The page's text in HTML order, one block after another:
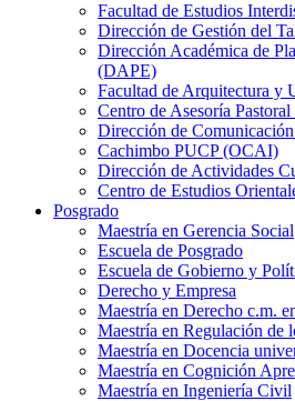
Facultad de Estudios
Dirección de Gestión del
Dirección Académica de
(DAPE)
Facultad de Arquitectura y
Centro de Asesoría
Dirección de
Cachimbo PUCP (OCAI)
Dirección de Actividades
Centro de Estudios
Posgrado
Maestría en Gerencia Social
Escuela de Posgrado
Escuela de Gobierno y
Derecho y Empresa
Maestría en Derecho c.m.
Maestría en Regulación de
Maestría en Docencia
Maestría en Cognición
Maestría en Ingeniería Civil